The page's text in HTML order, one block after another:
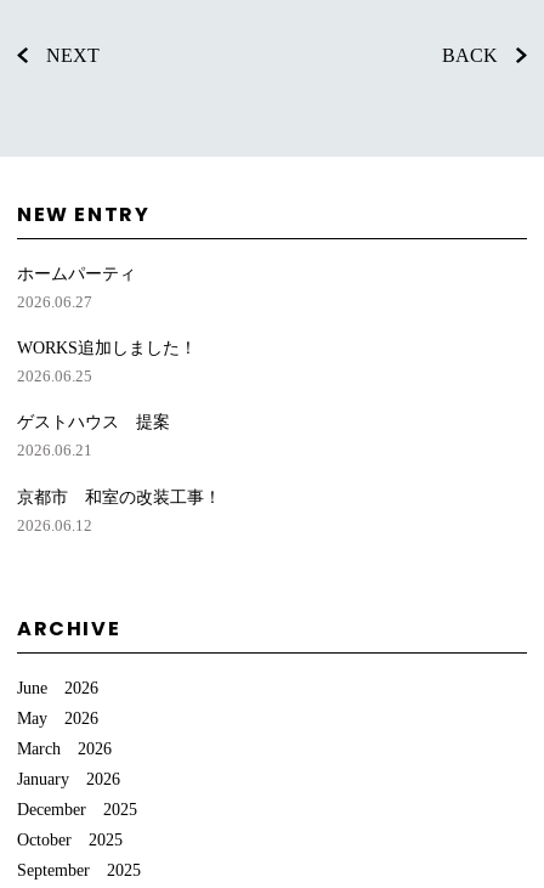
NEXT BACK
NEW ENTRY
ホームパーティ
2026.06.27
WORKS追加しました！
2026.06.25
ゲストハウス 提案
2026.06.21
京都市 和室の改装工事！
2026.06.12
ARCHIVE
June 2026
May 2026
March 2026
January 2026
December 2025
October 2025
September 2025